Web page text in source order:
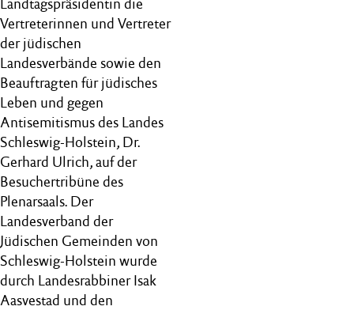
Landtagspräsidentin die
Vertreterinnen und Vertreter
der jüdischen
Landesverbände sowie den
Beauftragten für jüdisches
Leben und gegen
Antisemitismus des Landes
Schleswig-Holstein, Dr.
Gerhard Ulrich, auf der
Besuchertribüne des
Plenarsaals. Der
Landesverband der
Jüdischen Gemeinden von
Schleswig-Holstein wurde
durch Landesrabbiner Isak
Aasvestad und den